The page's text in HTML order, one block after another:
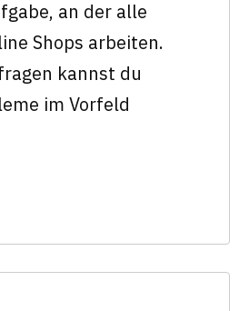
an der alle
Shops arbeiten.
kannst du
im Vorfeld